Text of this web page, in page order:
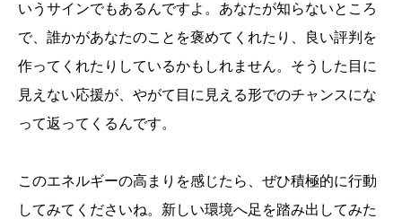
いうサインでもあるんですよ。あなたが知らないところ
で、誰かがあなたのことを褒めてくれたり、良い評判を
作ってくれたりしているかもしれません。そうした目に
見えない応援が、やがて目に見える形でのチャンスにな
って返ってくるんです。
このエネルギーの高まりを感じたら、ぜひ積極的に行動
してみてくださいね。新しい環境へ足を踏み出してみた